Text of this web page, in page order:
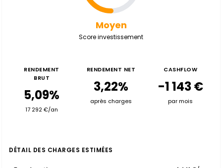
Moyen
Score investissement
RENDEMENT
BRUT
5,09%
17 292 €/an
RENDEMENT NET
3,22%
après charges
CASHFLOW
-1 143 €
par mois
DÉTAIL DES CHARGES ESTIMÉES